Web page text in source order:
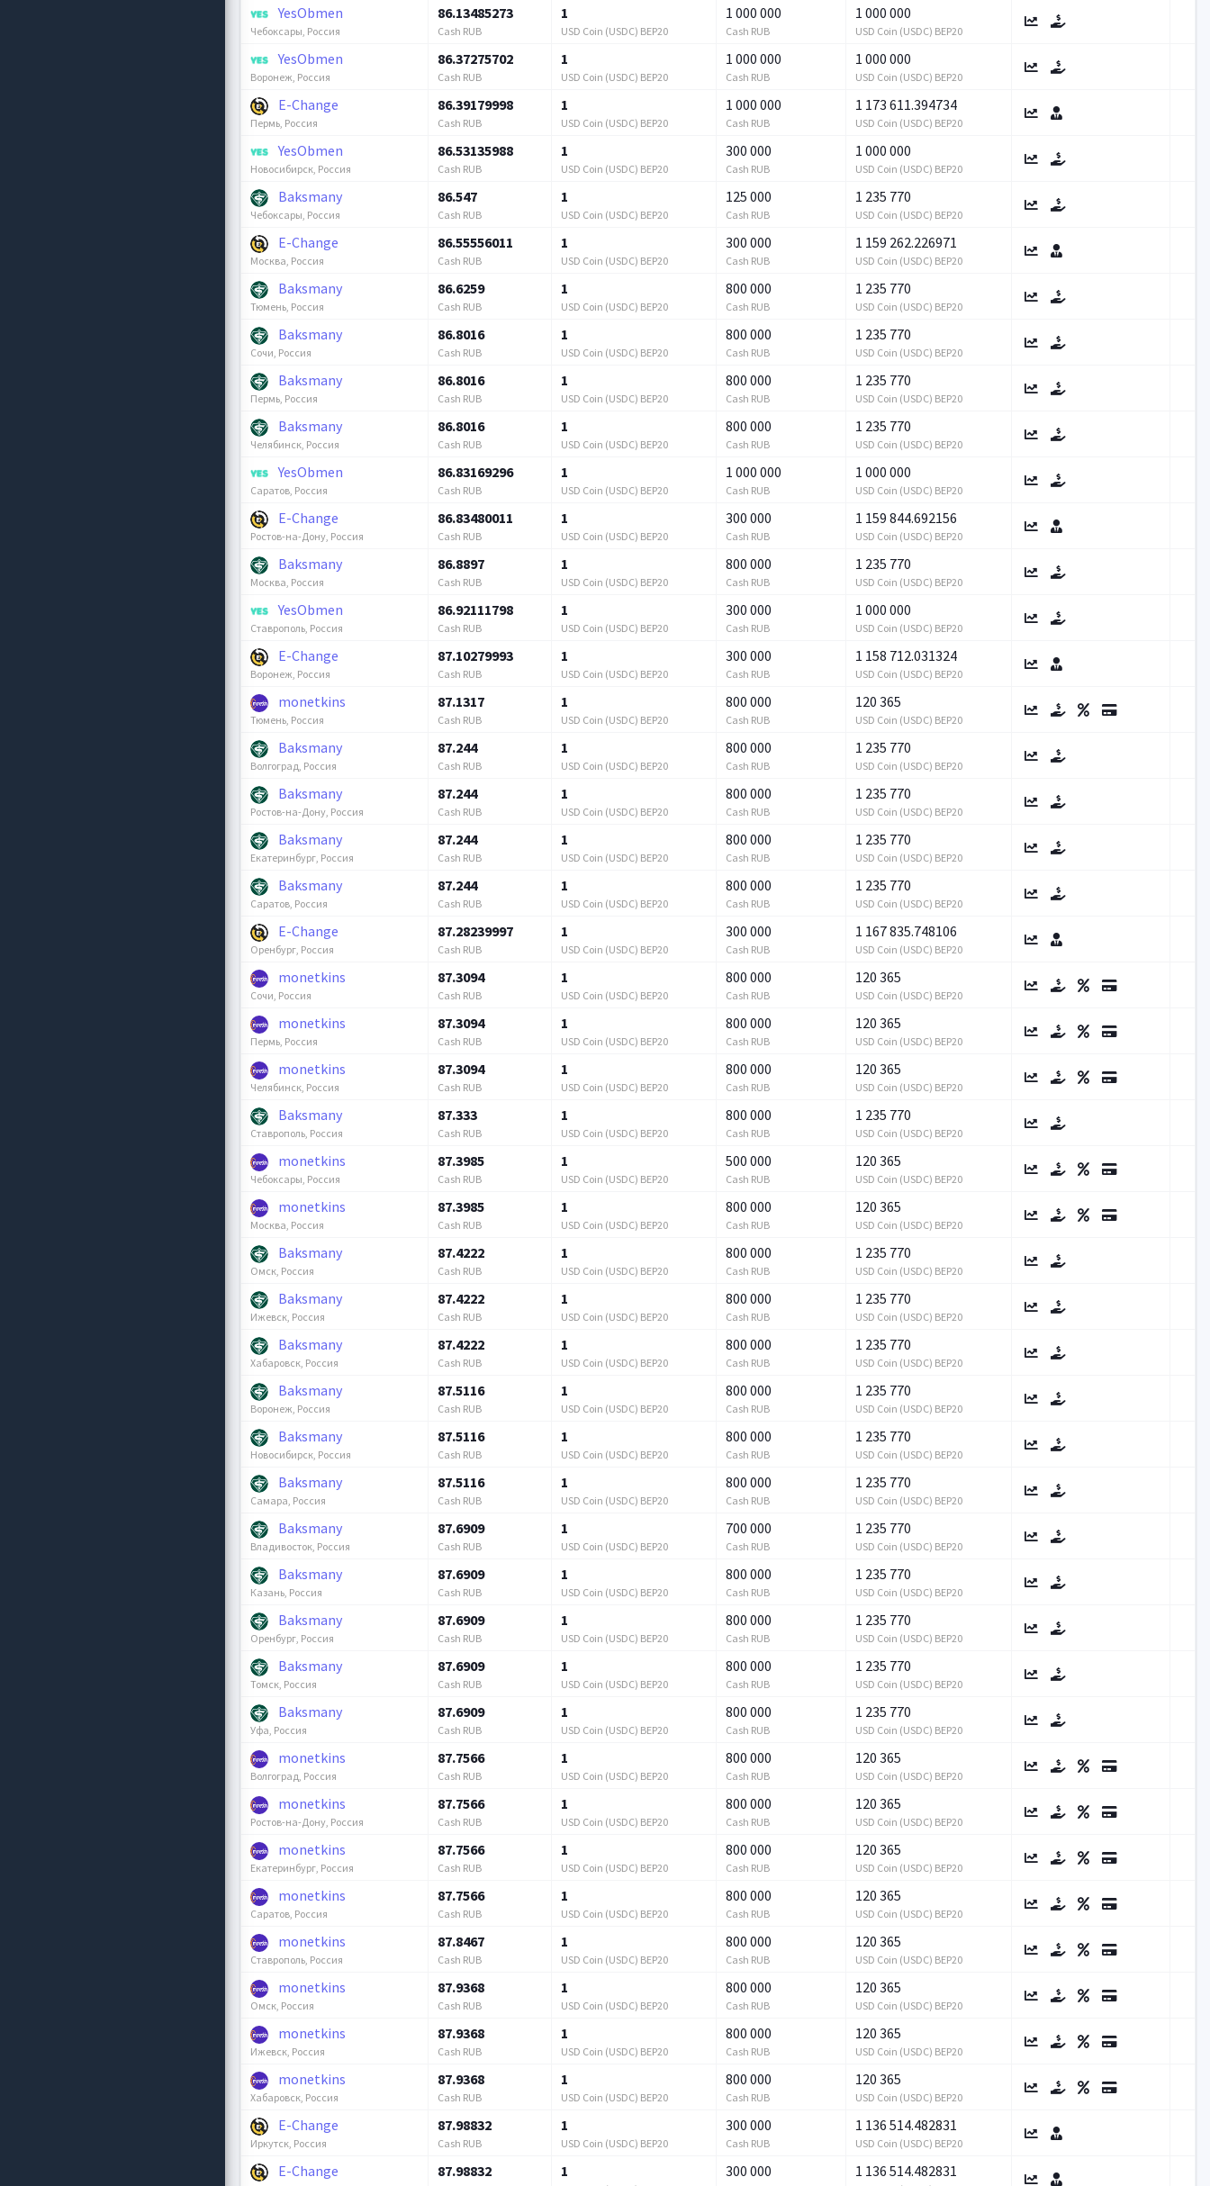
YesObmen
Чебоксары, Россия
86.13485273
Cash RUB
1
USD Coin (USDC) BEP20
1 000 000
Cash RUB
1 000 000
USD Coin (USDC) BEP20
YesObmen
Воронеж, Россия
86.37275702
Cash RUB
1
USD Coin (USDC) BEP20
1 000 000
Cash RUB
1 000 000
USD Coin (USDC) BEP20
E-Change
Пермь, Россия
86.39179998
Cash RUB
1
USD Coin (USDC) BEP20
1 000 000
Cash RUB
1 173 611.394734
USD Coin (USDC) BEP20
YesObmen
Новосибирск, Россия
86.53135988
Cash RUB
1
USD Coin (USDC) BEP20
300 000
Cash RUB
1 000 000
USD Coin (USDC) BEP20
Baksmany
Чебоксары, Россия
86.547
Cash RUB
1
USD Coin (USDC) BEP20
125 000
Cash RUB
1 235 770
USD Coin (USDC) BEP20
E-Change
Москва, Россия
86.55556011
Cash RUB
1
USD Coin (USDC) BEP20
300 000
Cash RUB
1 159 262.226971
USD Coin (USDC) BEP20
Baksmany
Тюмень, Россия
86.6259
Cash RUB
1
USD Coin (USDC) BEP20
800 000
Cash RUB
1 235 770
USD Coin (USDC) BEP20
Baksmany
Сочи, Россия
86.8016
Cash RUB
1
USD Coin (USDC) BEP20
800 000
Cash RUB
1 235 770
USD Coin (USDC) BEP20
Baksmany
Пермь, Россия
86.8016
Cash RUB
1
USD Coin (USDC) BEP20
800 000
Cash RUB
1 235 770
USD Coin (USDC) BEP20
Baksmany
Челябинск, Россия
86.8016
Cash RUB
1
USD Coin (USDC) BEP20
800 000
Cash RUB
1 235 770
USD Coin (USDC) BEP20
YesObmen
Саратов, Россия
86.83169296
Cash RUB
1
USD Coin (USDC) BEP20
1 000 000
Cash RUB
1 000 000
USD Coin (USDC) BEP20
E-Change
Ростов-на-Дону, Россия
86.83480011
Cash RUB
1
USD Coin (USDC) BEP20
300 000
Cash RUB
1 159 844.692156
USD Coin (USDC) BEP20
Baksmany
Москва, Россия
86.8897
Cash RUB
1
USD Coin (USDC) BEP20
800 000
Cash RUB
1 235 770
USD Coin (USDC) BEP20
YesObmen
Ставрополь, Россия
86.92111798
Cash RUB
1
USD Coin (USDC) BEP20
300 000
Cash RUB
1 000 000
USD Coin (USDC) BEP20
E-Change
Воронеж, Россия
87.10279993
Cash RUB
1
USD Coin (USDC) BEP20
300 000
Cash RUB
1 158 712.031324
USD Coin (USDC) BEP20
monetkins
Тюмень, Россия
87.1317
Cash RUB
1
USD Coin (USDC) BEP20
800 000
Cash RUB
120 365
USD Coin (USDC) BEP20
Baksmany
Волгоград, Россия
87.244
Cash RUB
1
USD Coin (USDC) BEP20
800 000
Cash RUB
1 235 770
USD Coin (USDC) BEP20
Baksmany
Ростов-на-Дону, Россия
87.244
Cash RUB
1
USD Coin (USDC) BEP20
800 000
Cash RUB
1 235 770
USD Coin (USDC) BEP20
Baksmany
Екатеринбург, Россия
87.244
Cash RUB
1
USD Coin (USDC) BEP20
800 000
Cash RUB
1 235 770
USD Coin (USDC) BEP20
Baksmany
Саратов, Россия
87.244
Cash RUB
1
USD Coin (USDC) BEP20
800 000
Cash RUB
1 235 770
USD Coin (USDC) BEP20
E-Change
Оренбург, Россия
87.28239997
Cash RUB
1
USD Coin (USDC) BEP20
300 000
Cash RUB
1 167 835.748106
USD Coin (USDC) BEP20
monetkins
Сочи, Россия
87.3094
Cash RUB
1
USD Coin (USDC) BEP20
800 000
Cash RUB
120 365
USD Coin (USDC) BEP20
monetkins
Пермь, Россия
87.3094
Cash RUB
1
USD Coin (USDC) BEP20
800 000
Cash RUB
120 365
USD Coin (USDC) BEP20
monetkins
Челябинск, Россия
87.3094
Cash RUB
1
USD Coin (USDC) BEP20
800 000
Cash RUB
120 365
USD Coin (USDC) BEP20
Baksmany
Ставрополь, Россия
87.333
Cash RUB
1
USD Coin (USDC) BEP20
800 000
Cash RUB
1 235 770
USD Coin (USDC) BEP20
monetkins
Чебоксары, Россия
87.3985
Cash RUB
1
USD Coin (USDC) BEP20
500 000
Cash RUB
120 365
USD Coin (USDC) BEP20
monetkins
Москва, Россия
87.3985
Cash RUB
1
USD Coin (USDC) BEP20
800 000
Cash RUB
120 365
USD Coin (USDC) BEP20
Baksmany
Омск, Россия
87.4222
Cash RUB
1
USD Coin (USDC) BEP20
800 000
Cash RUB
1 235 770
USD Coin (USDC) BEP20
Baksmany
Ижевск, Россия
87.4222
Cash RUB
1
USD Coin (USDC) BEP20
800 000
Cash RUB
1 235 770
USD Coin (USDC) BEP20
Baksmany
Хабаровск, Россия
87.4222
Cash RUB
1
USD Coin (USDC) BEP20
800 000
Cash RUB
1 235 770
USD Coin (USDC) BEP20
Baksmany
Воронеж, Россия
87.5116
Cash RUB
1
USD Coin (USDC) BEP20
800 000
Cash RUB
1 235 770
USD Coin (USDC) BEP20
Baksmany
Новосибирск, Россия
87.5116
Cash RUB
1
USD Coin (USDC) BEP20
800 000
Cash RUB
1 235 770
USD Coin (USDC) BEP20
Baksmany
Самара, Россия
87.5116
Cash RUB
1
USD Coin (USDC) BEP20
800 000
Cash RUB
1 235 770
USD Coin (USDC) BEP20
Baksmany
Владивосток, Россия
87.6909
Cash RUB
1
USD Coin (USDC) BEP20
700 000
Cash RUB
1 235 770
USD Coin (USDC) BEP20
Baksmany
Казань, Россия
87.6909
Cash RUB
1
USD Coin (USDC) BEP20
800 000
Cash RUB
1 235 770
USD Coin (USDC) BEP20
Baksmany
Оренбург, Россия
87.6909
Cash RUB
1
USD Coin (USDC) BEP20
800 000
Cash RUB
1 235 770
USD Coin (USDC) BEP20
Baksmany
Томск, Россия
87.6909
Cash RUB
1
USD Coin (USDC) BEP20
800 000
Cash RUB
1 235 770
USD Coin (USDC) BEP20
Baksmany
Уфа, Россия
87.6909
Cash RUB
1
USD Coin (USDC) BEP20
800 000
Cash RUB
1 235 770
USD Coin (USDC) BEP20
monetkins
Волгоград, Россия
87.7566
Cash RUB
1
USD Coin (USDC) BEP20
800 000
Cash RUB
120 365
USD Coin (USDC) BEP20
monetkins
Ростов-на-Дону, Россия
87.7566
Cash RUB
1
USD Coin (USDC) BEP20
800 000
Cash RUB
120 365
USD Coin (USDC) BEP20
monetkins
Екатеринбург, Россия
87.7566
Cash RUB
1
USD Coin (USDC) BEP20
800 000
Cash RUB
120 365
USD Coin (USDC) BEP20
monetkins
Саратов, Россия
87.7566
Cash RUB
1
USD Coin (USDC) BEP20
800 000
Cash RUB
120 365
USD Coin (USDC) BEP20
monetkins
Ставрополь, Россия
87.8467
Cash RUB
1
USD Coin (USDC) BEP20
800 000
Cash RUB
120 365
USD Coin (USDC) BEP20
monetkins
Омск, Россия
87.9368
Cash RUB
1
USD Coin (USDC) BEP20
800 000
Cash RUB
120 365
USD Coin (USDC) BEP20
monetkins
Ижевск, Россия
87.9368
Cash RUB
1
USD Coin (USDC) BEP20
800 000
Cash RUB
120 365
USD Coin (USDC) BEP20
monetkins
Хабаровск, Россия
87.9368
Cash RUB
1
USD Coin (USDC) BEP20
800 000
Cash RUB
120 365
USD Coin (USDC) BEP20
E-Change
Иркутск, Россия
87.98832
Cash RUB
1
USD Coin (USDC) BEP20
300 000
Cash RUB
1 136 514.482831
USD Coin (USDC) BEP20
E-Change 87.98832 1 300 000 1 136 514.482831